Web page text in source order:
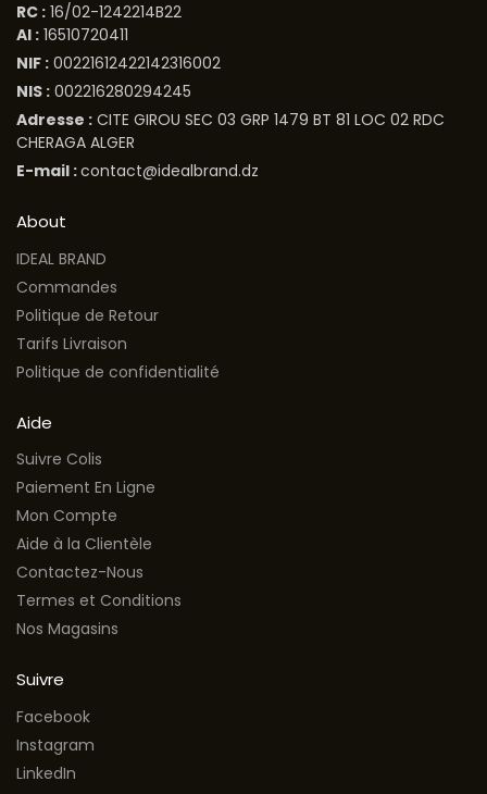
RC : 16/02-1242214B22
AI : 16510720411
NIF : 00221612422142316002
NIS : 002216280294245
Adresse : CITE GIROU SEC 03 GRP 1479 BT 81 LOC 02 RDC
CHERAGA ALGER
E-mail :contact@idealbrand.dz
About
IDEAL BRAND
Commandes
Politique de Retour
Tarifs Livraison
Politique de confidentialité
Aide
Suivre Colis
Paiement En Ligne
Mon Compte
Aide à la Clientèle
Contactez-Nous
Termes et Conditions
Nos Magasins
Suivre
Facebook
Instagram
LinkedIn